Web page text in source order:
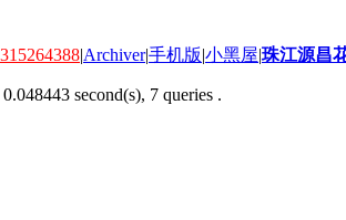
|Archiver|手机版|小黑屋|珠江源昌
second(s), 7 queries .